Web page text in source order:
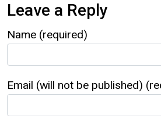
Leave a Reply
Name (required)
Email (will not be published)